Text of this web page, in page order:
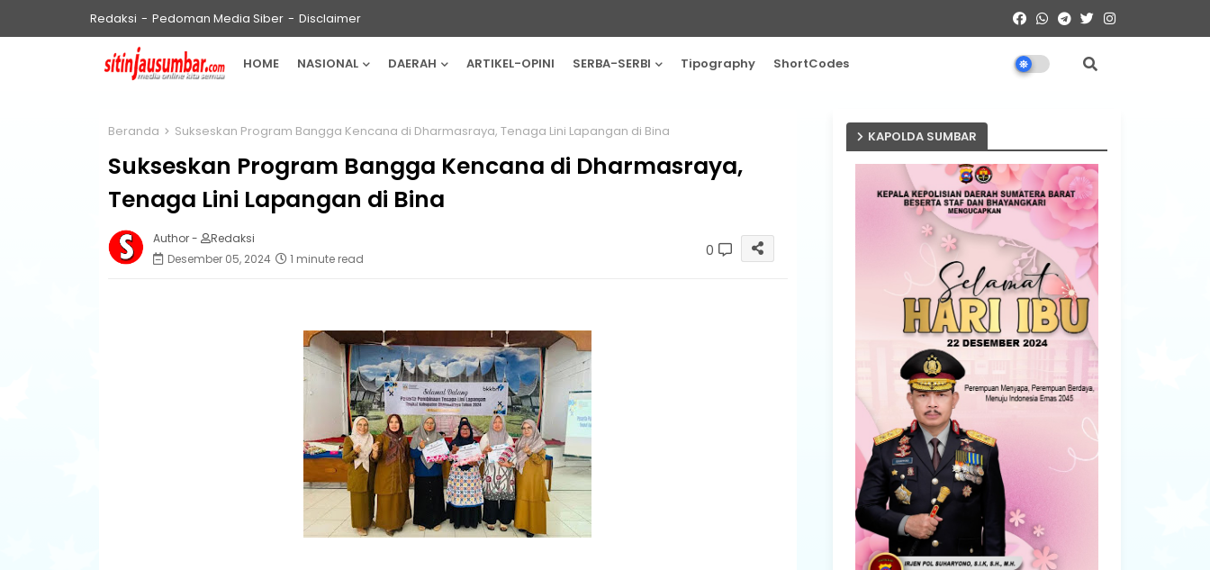
Redaksi Pedoman Media Siber Disclaimer
HOME NASIONAL DAERAH ARTIKEL-OPINI SERBA-SERBI Tipography ShortCodes
Beranda Sukseskan Program Bangga Kencana di Dharmasraya, Tenaga Lini Lapangan di Bina
Sukseskan Program Bangga Kencana di Dharmasraya,
Tenaga Lini Lapangan di Bina
Author -
Redaksi
Desember 05, 2024
1 minute read 0
KAPOLDA SUMBAR